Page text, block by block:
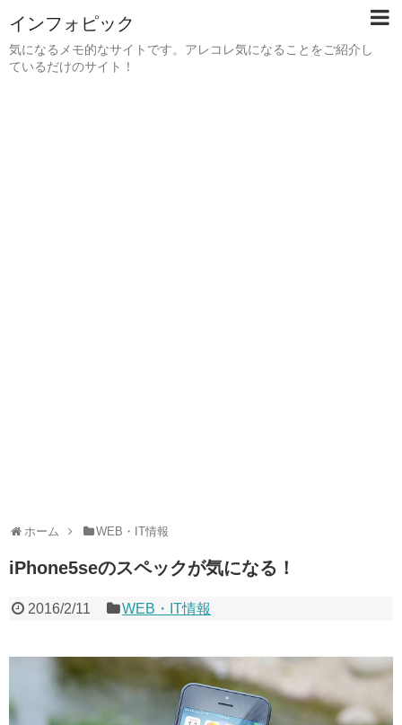
インフォピック
気になるメモ的なサイトです。アレコレ気になることをご紹介し
ているだけのサイト！
ホーム WEB・IT情報
iPhone5seのスペックが気になる！
2016/2/11 WEB・IT情報